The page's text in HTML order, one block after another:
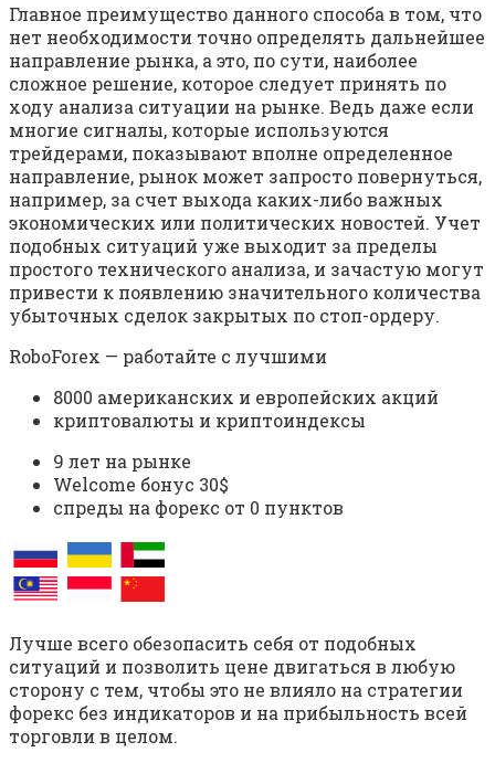
Главное преимущество данного способа в том, что
нет необходимости точно определять дальнейшее
направление рынка, а это, по сути, наиболее
сложное решение, которое следует принять по
ходу анализа ситуации на рынке. Ведь даже если
многие сигналы, которые используются
трейдерами, показывают вполне определенное
направление, рынок может запросто повернуться,
например, за счет выхода каких-либо важных
экономических или политических новостей. Учет
подобных ситуаций уже выходит за пределы
простого технического анализа, и зачастую могут
привести к появлению значительного количества
убыточных сделок закрытых по стоп-ордеру.
RoboForex — работайте с лучшими
8000 американских и европейских акций
криптовалюты и криптоиндексы
9 лет на рынке
Welcome бонус 30$
спреды на форекс от 0 пунктов
Лучше всего обезопасить себя от подобных
ситуаций и позволить цене двигаться в любую
сторону с тем, чтобы это не влияло на стратегии
форекс без индикаторов и на прибыльность всей
торговли в целом.